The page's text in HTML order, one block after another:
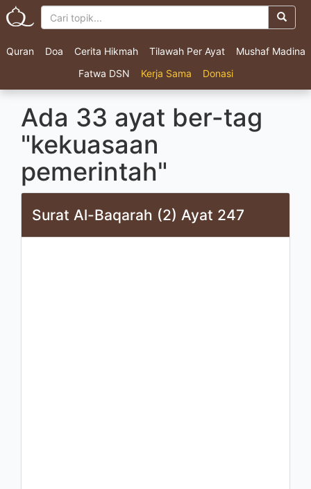
Quran Doa Cerita Hikmah Tilawah Per Ayat
Mushaf Madina
Fatwa DSN
Kerja Sama Donasi
Ada 33 ayat ber-tag
"kekuasaan
pemerintah"
Surat Al-Baqarah (2) Ayat 247